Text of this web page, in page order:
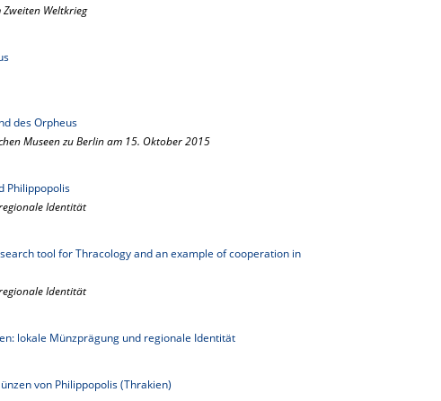
Weltkrieg
des Orpheus
Museen zu Berlin am 15. Oktober 2015
Philippopolis
Identität
tool for Thracology and an example of cooperation in
Identität
lokale Münzprägung und regionale Identität
von Philippopolis (Thrakien)